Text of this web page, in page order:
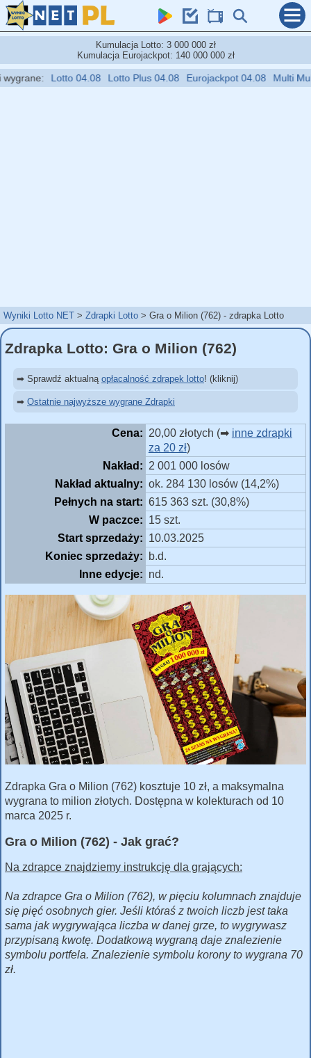
Kumulacja Lotto: 3 000 000 zł
Kumulacja Eurojackpot: 140 000 000 zł
Lotto 04.08 Lotto Plus 04.08 Eurojackpot 04.08 Multi Multi
Wyniki Lotto NET Zdrapki Lotto Gra o Milion (762) - zdrapka Lotto
Zdrapka Lotto: Gra o Milion (762)
➡ Sprawdź aktualną opłacalność zdrapek lotto! (kliknij)
➡ Ostatnie najwyższe wygrane Zdrapki
Cena: 20,00 złotych (➡ inne zdrapki
za 20 zł)
Nakład: 2 001 000 losów
Nakład aktualny: ok. 284 130 losów (14,2%)
Pełnych na start: 615 363 szt. (30,8%)
W paczce: 15 szt.
Start sprzedaży: 10.03.2025
Koniec sprzedaży:
b.d.
Inne edycje: nd.
Zdrapka Gra o Milion (762) kosztuje 10 zł, a maksymalna
wygrana to milion złotych. Dostępna w kolekturach od 10
marca 2025 r.
Gra o Milion (762) - Jak grać?
Na zdrapce znajdziemy instrukcję dla grających:
Na zdrapce Gra o Milion (762), w pięciu kolumnach znajduje
się pięć osobnych gier. Jeśli któraś z twoich liczb jest taka
sama jak wygrywająca liczba w danej grze, to wygrywasz
przypisaną kwotę. Dodatkową wygraną daje znalezienie
symbolu portfela. Znalezienie symbolu korony to wygrana 70
zł.